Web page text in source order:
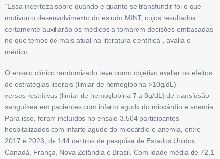
“Essa incerteza sobre quando e quanto se transfundir foi o que
motivou o desenvolvimento do estudo MINT, cujos resultados
certamente auxiliarão os médicos a tomarem decisões embasadas
no que temos de mais atual na literatura científica”, avalia o
médico.
O ensaio clínico randomizado teve como objetivo avaliar os efeitos
de estratégias liberais (limiar de hemoglobina >10g/dL)
versus restritivas (limiar de hemoglobina 7 a 8g/dL) de transfusão
sanguínea em pacientes com infarto agudo do miocárdio e anemia.
Para isso, foram incluídos no ensaio 3.504 participantes
hospitalizados com infarto agudo do miocárdio e anemia, entre
2017 e 2023, de 144 centros de pesquisa de Estados Unidos,
Canadá, França, Nova Zelândia e Brasil. Com idade média de 72,1